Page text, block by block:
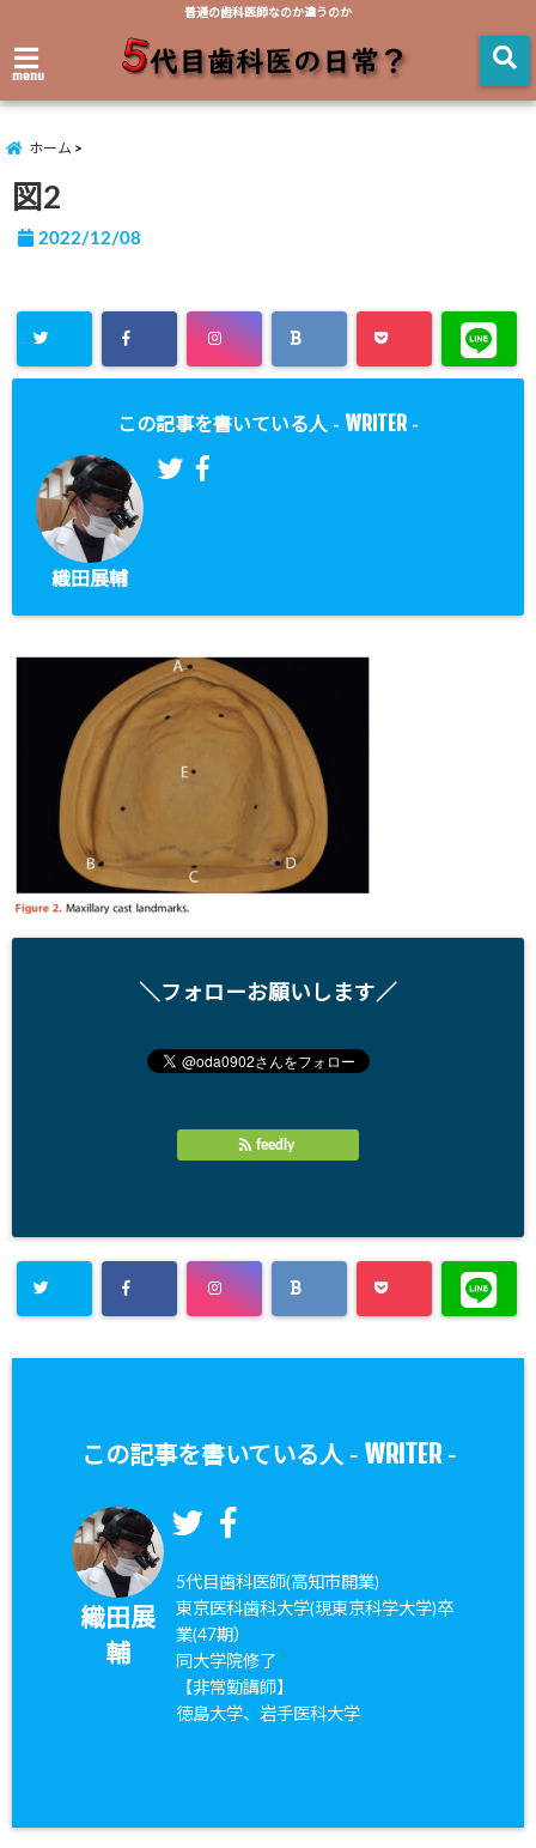
普通の歯科医師なのか違うのか
menu
ホーム
図2
2022/12/08
この記事を書いている人 - WRITER -
織田展輔
＼フォローお願いします／
feedly
この記事を書いている人 - WRITER-
織田展
輔
5代目歯科医師(高知市開業)
東京医科歯科大学(現東京科学大学)卒
業(47期）
同大学院修了
【非常勤講師】
徳島大学、岩手医科大学